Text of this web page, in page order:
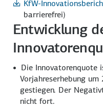
KfW-
barrierefrei)
Entwicklung
Die Innovatorenquote
Vorjahreserhebung
gestiegen. Der
nicht fort.